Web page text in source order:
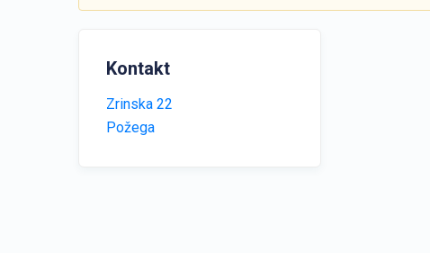
Kontakt
Zrinska 22
Požega